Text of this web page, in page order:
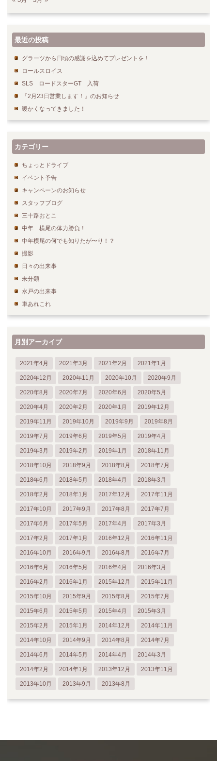
最近の投稿
グラーツから日頃の感謝を込めてプレゼントを！
ロールスロイス
SLS ロードスターGT 入荷
『2月23日営業します！』のお知らせ
暖かくなってきました！
カテゴリー
ちょっとドライブ
イベント予告
キャンペーンのお知らせ
スタッフブログ
三十路おとこ
中年 横尾の体力勝負！
中年横尾の何でも知りたが〜り！？
撮影
日々の出来事
未分類
水戸の出来事
車あれこれ
月別アーカイブ
2021年4月 2021年3月 2021年2月 2021年1月
2020年12月 2020年11月 2020年10月 2020年9月
2020年8月 2020年7月 2020年6月 2020年5月
2020年4月 2020年2月 2020年1月 2019年12月
2019年11月 2019年10月 2019年9月 2019年8月
2019年7月 2019年6月 2019年5月 2019年4月
2019年3月 2019年2月 2019年1月 2018年11月
2018年10月 2018年9月 2018年8月 2018年7月
2018年6月 2018年5月 2018年4月 2018年3月
2018年2月 2018年1月 2017年12月 2017年11月
2017年10月 2017年9月 2017年8月 2017年7月
2017年6月 2017年5月 2017年4月 2017年3月
2017年2月 2017年1月 2016年12月 2016年11月
2016年10月 2016年9月 2016年8月 2016年7月
2016年6月 2016年5月 2016年4月 2016年3月
2016年2月 2016年1月 2015年12月 2015年11月
2015年10月 2015年9月 2015年8月 2015年7月
2015年6月 2015年5月 2015年4月 2015年3月
2015年2月 2015年1月 2014年12月 2014年11月
2014年10月 2014年9月 2014年8月 2014年7月
2014年6月 2014年5月 2014年4月 2014年3月
2014年2月 2014年1月 2013年12月 2013年11月
2013年10月 2013年9月 2013年8月